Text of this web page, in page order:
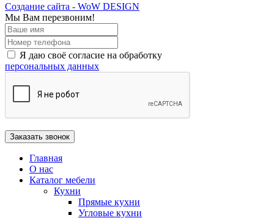
Создание сайта - WoW DESIGN
Мы Вам перезвоним!
Я даю своё согласие на обработку
персональных данных
Главная
О нас
Каталог мебели
Кухни
Прямые кухни
Угловые кухни